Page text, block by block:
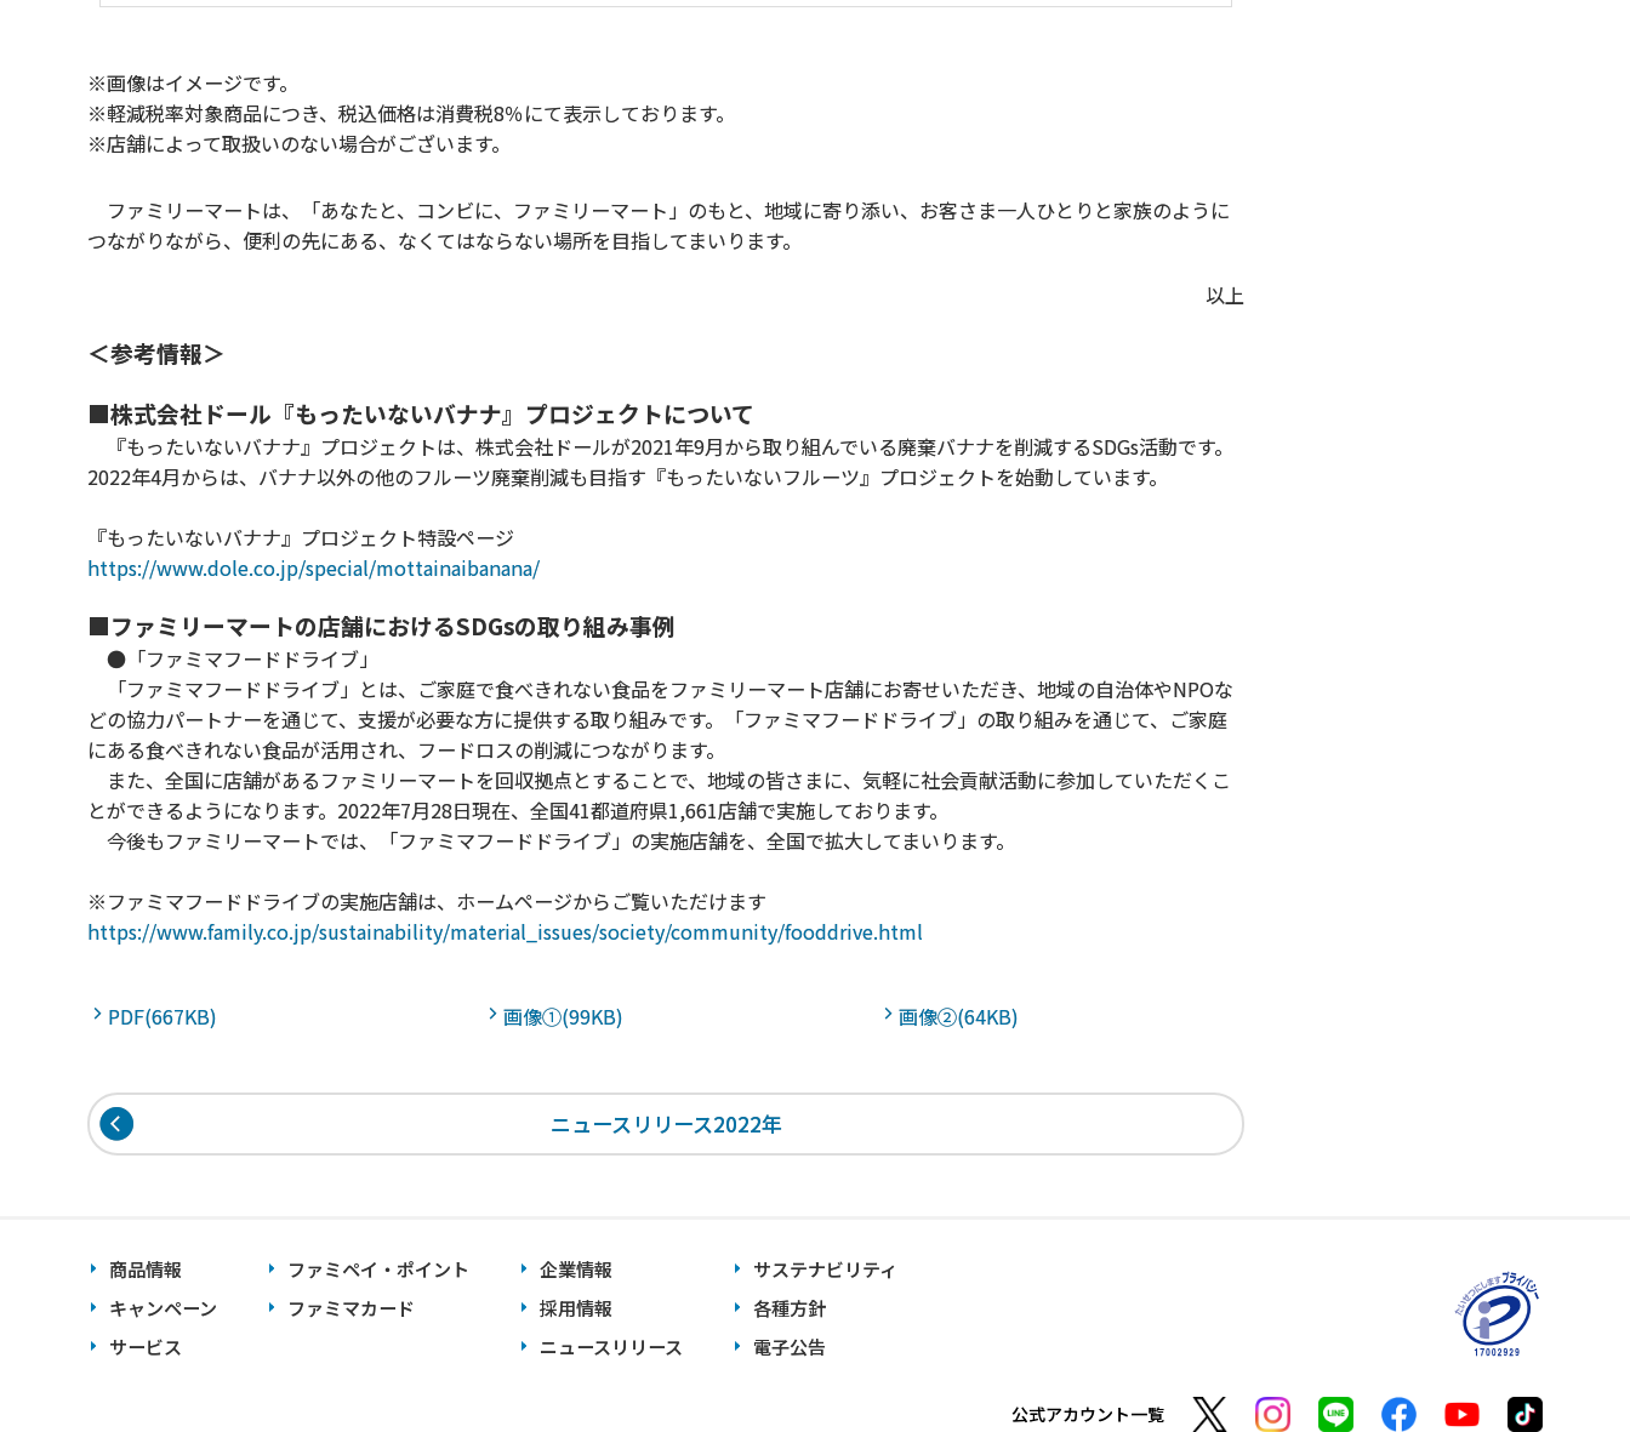
※画像はイメージです。
※軽減税率対象商品につき、税込価格は消費税8％にて表示しております。
※店舗によって取扱いのない場合がございます。
ファミリーマートは、「あなたと、コンビに、ファミリーマート」のもと、地域に寄り添い、お客さま一人ひとりと家族のように
つながりながら、便利の先にある、なくてはならない場所を目指してまいります。
以上
＜参考情報＞
■株式会社ドール『もったいないバナナ』プロジェクトについて
『もったいないバナナ』プロジェクトは、株式会社ドールが2021年9月から取り組んでいる廃棄バナナを削減するSDGs活動です。
2022年4月からは、バナナ以外の他のフルーツ廃棄削減も目指す『もったいないフルーツ』プロジェクトを始動しています。
『もったいないバナナ』プロジェクト特設ページ
https://www.dole.co.jp/special/mottainaibanana/
■ファミリーマートの店舗におけるSDGsの取り組み事例
●「ファミマフードドライブ」
「ファミマフードドライブ」とは、ご家庭で食べきれない食品をファミリーマート店舗にお寄せいただき、地域の自治体やNPOな
どの協力パートナーを通じて、支援が必要な方に提供する取り組みです。
「ファミマフードドライブ」の取り組みを通じて、ご家庭
にある食べきれない食品が活用され、フードロスの削減につながります。
また、全国に店舗があるファミリーマートを回収拠点とすることで、地域の皆さまに、気軽に社会貢献活動に参加していただくこ
とができるようになります。2022年7月28日現在、全国41都道府県1,661店舗で実施しております。
今後もファミリーマートでは、「ファミマフードドライブ」の実施店舗を、全国で拡大してまいります。
※ファミマフードドライブの実施店舗は、ホームページからご覧いただけます
https://www.family.co.jp/sustainability/material_issues/society/community/fooddrive.html
PDF(667KB) 画像①(99KB) 画像②(64KB)
ニュースリリース2022年
商品情報
キャンペーン
サービス
ファミペイ・ポイント
ファミマカード
企業情報
採用情報
ニュースリリース
サステナビリティ
各種方針
電子公告
公式アカウント一覧